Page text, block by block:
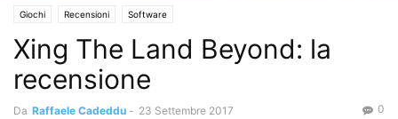
Giochi Recensioni Software
Xing The Land Beyond: la
recensione
Da Raffaele Cadeddu - 23 Settembre 2017 0